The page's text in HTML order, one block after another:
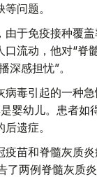
问题。
由于免疫接种覆
口流动，他对“脊
深感担忧”。
病毒引起的一种
婴幼儿。患者如
遗症。
苗和脊髓灰质炎
了两例脊髓灰质炎